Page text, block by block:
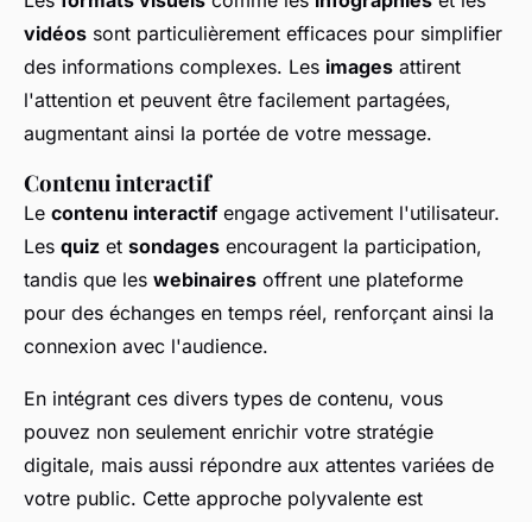
vidéos sont particulièrement efficaces pour simplifier
des informations complexes. Les images attirent
l'attention et peuvent être facilement partagées,
augmentant ainsi la portée de votre message.
Contenu interactif
Le contenu interactifengage activement l'utilisateur.
Les quiz et sondages encouragent la participation,
tandis que les webinaires offrent une plateforme
pour des échanges en temps réel, renforçant ainsi la
connexion avec l'audience.
En intégrant ces divers types de contenu, vous
pouvez non seulement enrichir votre stratégie
digitale, mais aussi répondre aux attentes variées de
votre public. Cette approche polyvalente est